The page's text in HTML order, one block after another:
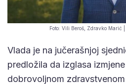
Foto: Vili Beroš, Zdravko Marić
Vlada je na jučerašnjoj
predložila da izglasa
dobrovoljnom